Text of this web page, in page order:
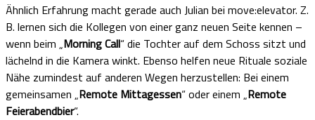
Ähnlich Erfahrung macht gerade auch Julian bei move:elevator. Z.
B. lernen sich die Kollegen von einer ganz neuen Seite kennen –
wenn beim „Morning Call“ die Tochter auf dem Schoss sitzt und
lächelnd in die Kamera winkt. Ebenso helfen neue Rituale soziale
Nähe zumindest auf anderen Wegen herzustellen: Bei einem
gemeinsamen „Remote Mittagessen“ oder einem „Remote
Feierabendbier“.